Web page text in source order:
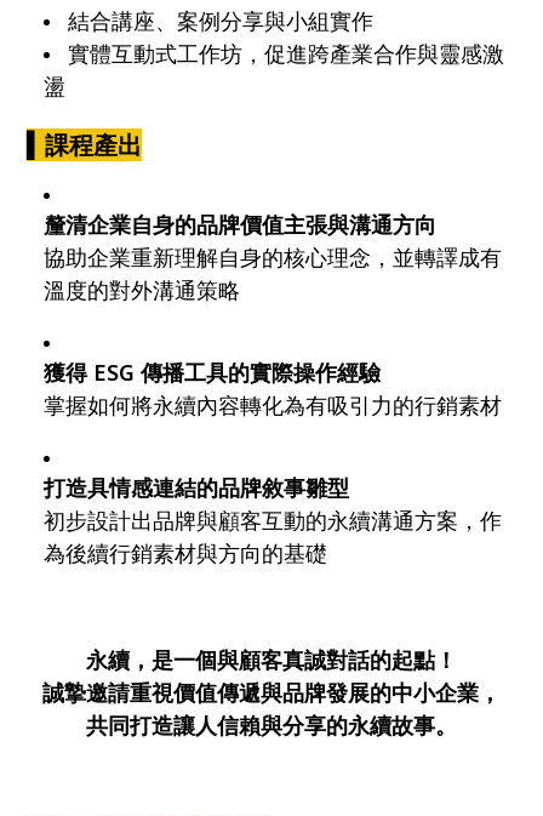
結合講座、案例分享與小組實作
實體互動式工作坊，促進跨產業合作與靈感激
盪
▍課程產出
釐清企業自身的品牌價值主張與溝通方向
協助企業重新理解自身的核心理念，並轉譯成有
溫度的對外溝通策略
獲得 ESG 傳播工具的實際操作經驗
掌握如何將永續內容轉化為有吸引力的行銷素材
打造具情感連結的品牌敘事雛型
初步設計出品牌與顧客互動的永續溝通方案，作
為後續行銷素材與方向的基礎
永續，是一個與顧客真誠對話的起點！
誠摯邀請重視價值傳遞與品牌發展的中小企業，
共同打造讓人信賴與分享的永續故事。